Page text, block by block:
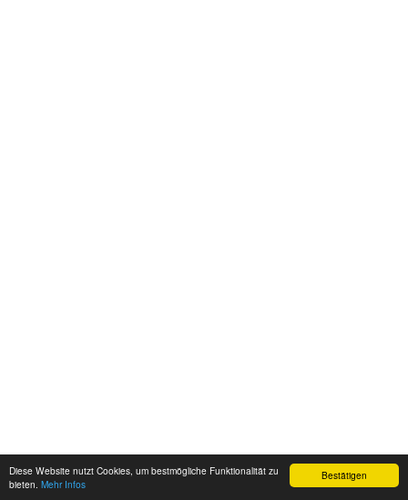
Bestätigen
Diese Website nutzt Cookies, um bestmögliche Funktionalität zu
bieten. Mehr Infos